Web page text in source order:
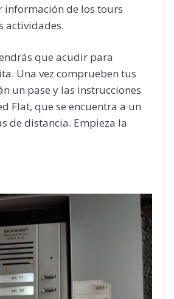
información de los tours
actividades.
que acudir para
Una vez comprueben tus
un pase y las instrucciones
Flat, que se encuentra a un
de distancia. Empieza la